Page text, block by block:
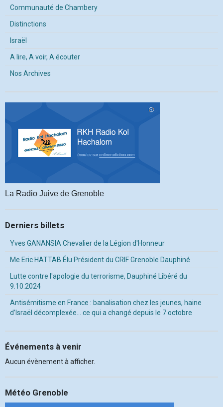
Communauté de Chambery
Distinctions
Israël
A lire, A voir, A écouter
Nos Archives
La Radio Juive de Grenoble
Derniers billets
Yves GANANSIA Chevalier de la Légion d'Honneur
Me Eric HATTAB Élu Président du CRIF Grenoble Dauphiné
Lutte contre l'apologie du terrorisme, Dauphiné Libéré du
9.10.2024
Antisémitisme en France : banalisation chez les jeunes, haine
d’Israël décomplexée… ce qui a changé depuis le 7 octobre
Événements à venir
Aucun évènement à afficher.
Météo Grenoble